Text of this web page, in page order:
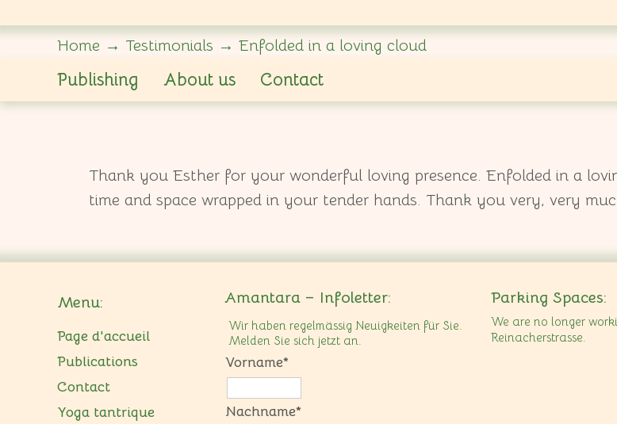
Home → Testimonials → Enfolded in a loving cloud
Publishing About us Contact
Thank you Esther for your wonderful loving presence. Enfolded in a
time and space wrapped in your tender hands. Thank you very, very
Menu:
Page d'accueil
Publications
Contact
Yoga tantrique
Amantara – Infoletter:
Wir haben regelmässig Neuigkeiten für Sie.
Melden Sie sich jetzt an.
Vorname*
Nachname*
Parking Spaces:
We are no longer
Reinacherstrasse.